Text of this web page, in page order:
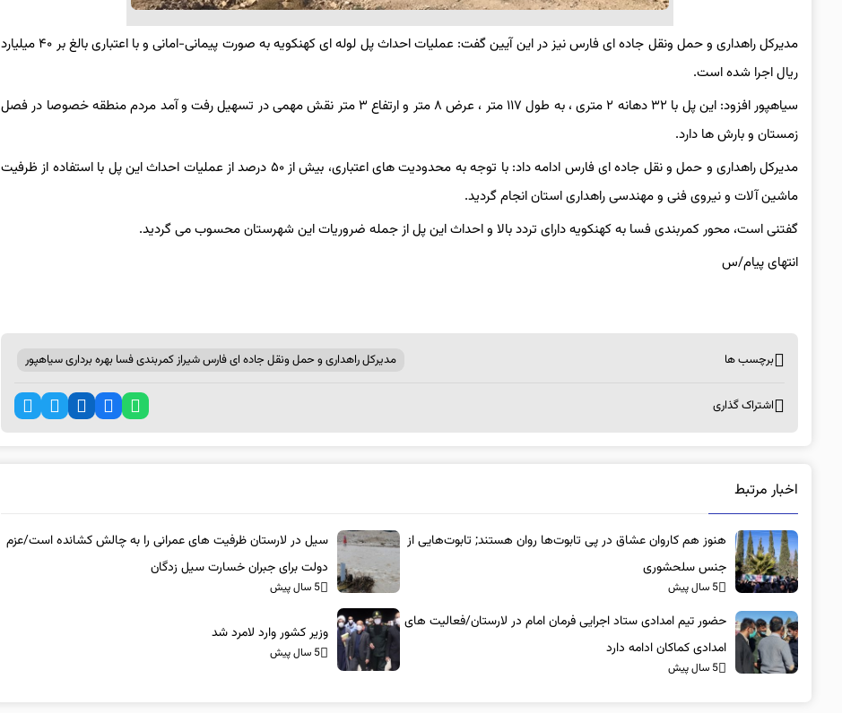
مدیرکل راهداری و‌ حمل و‌نقل جاده ای فارس نیز در این آیین گفت: عملیات احداث پل لوله ای کهنکویه به صورت پیمانی-امانی و با اعتباری بالغ بر ۴۰ میلیارد
ریال اجرا شده است.
سیاهپور افزود: این پل با ۳۲ دهانه ۲ متری ، به طول ۱۱۷ متر ، عرض ۸ متر و ارتفاع ۳ متر نقش مهمی در تسهیل رفت و آمد مردم منطقه خصوصا در فصل
زمستان و بارش ها دارد.
مدیرکل راهداری و‌ حمل و‌ نقل جاده ای فارس ادامه داد: با توجه به محدودیت های اعتباری، بیش از ۵۰ درصد از عملیات احداث این پل با استفاده از ظرفیت
ماشین آلات و نیروی فنی و‌ مهندسی راهداری استان انجام گردید.
گفتنی است، محور کمربندی فسا به کهنکویه دارای تردد بالا و احداث این پل از جمله ضروریات این شهرستان محسوب می گردید.
انتهای پیام/س
برچسب ها مدیرکل راهداری و‌ حمل و‌نقل جاده ای فارس شیراز کمربندی فسا بهره برداری سیاهپور
اشتراک گذاری
اخبار مرتبط
هنوز هم کاروان عشاق در پی تابوت‌ها روان هستند; تابوت‌هایی از
جنس سلحشوری
5 سال پیش
سیل در لارستان ظرفیت های عمرانی را به چالش کشانده است/عزم
دولت برای جبران خسارت سیل زدگان
5 سال پیش
حضور تیم امدادی ستاد اجرایی فرمان امام در لارستان/فعالیت های
امدادی کماکان ادامه دارد
5 سال پیش
وزیر کشور وارد لامرد شد
5 سال پیش